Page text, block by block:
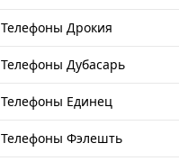
Телефоны Дрокия
Телефоны Дубасарь
Телефоны Единец
Телефоны Фэлешть